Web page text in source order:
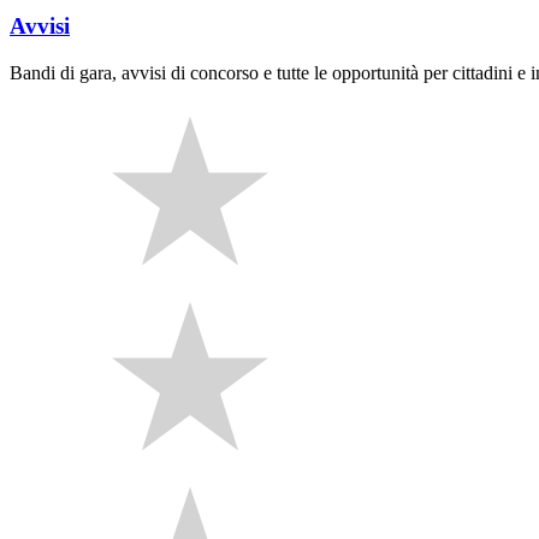
Avvisi
Bandi di gara, avvisi di concorso e tutte le opportunità per cittadini e